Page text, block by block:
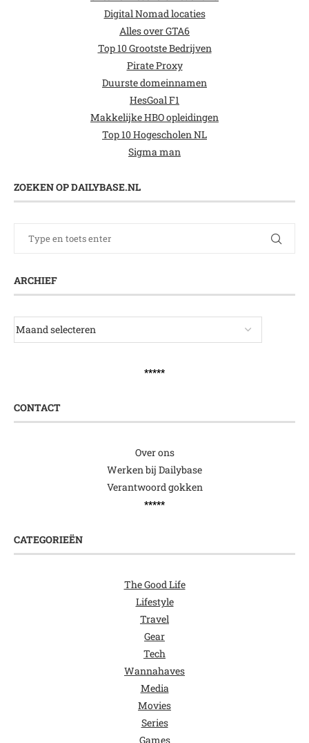
Digital Nomad locaties
Alles over GTA6
Top 10 Grootste Bedrijven
Pirate Proxy
Duurste domeinnamen
HesGoal F1
Makkelijke HBO opleidingen
Top 10 Hogescholen NL
Sigma man
ZOEKEN OP DAILYBASE.NL
ARCHIEF
*****
CONTACT
Over ons
Werken bij Dailybase
Verantwoord gokken
*****
CATEGORIEËN
The Good Life
Lifestyle
Travel
Gear
Tech
Wannahaves
Media
Movies
Series
Games